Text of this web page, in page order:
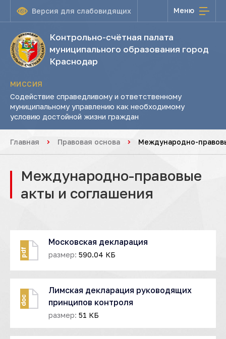
Версия для слабовидящих Меню
Контрольно-счётная палата
муниципального образования город
Краснодар
МИССИЯ
Содействие справедливому и ответственному
муниципальному управлению как необходимому
условию достойной жизни граждан
Главная Правовая основа Международно-
Международно-правовые
акты и соглашения
pdf
Московская декларация
размер: 590.04 КБ
doc
Лимская декларация руководящих
принципов контроля
размер: 51 КБ